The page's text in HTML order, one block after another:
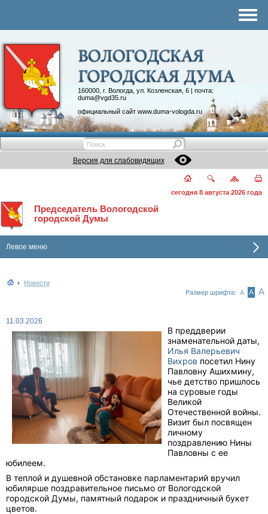
160000, г. Вологда, ул. Козленская, 6 | почта:
duma@vgd35.ru
официальный сайт www.duma-vologda.ru
Контакты
Депутатские объединения
Версия для слабовидящих
сегодня 8 августа 2026 года
Председатель Вологодской
городской Думы
Левое меню
Новости
Размер шрифта: А А А
11.03.2026
В преддверии
знаменательной даты,
Илья Валерьевич
Вихров посетил Нину
Павловну Ашихмину,
чье детство пришлось
на суровые годы
Великой
Отечественной войны.
Визит был посвящен
личному
поздравлению Нины
Павловны с ее
юбилеем.
В теплой и душевной обстановке парламентарий вручил
юбилярше поздравительное письмо от Вологодской
городской Думы, памятный подарок и праздничный букет
цветов.